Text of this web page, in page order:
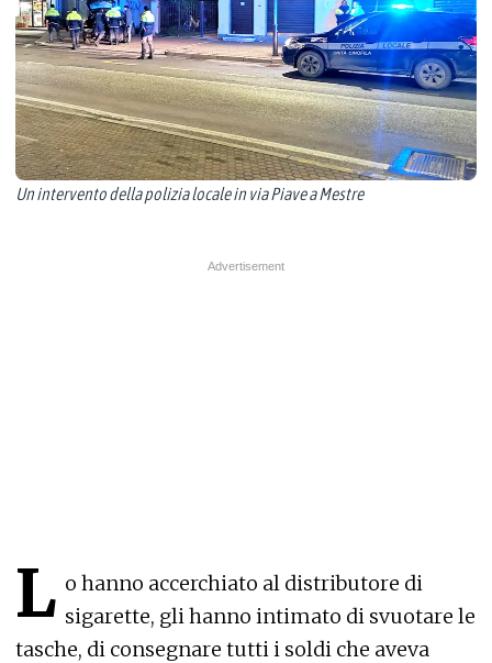
Un intervento della polizia locale in via Piave a Mestre
L o hanno accerchiato al distributore di
sigarette, gli hanno intimato di svuotare le
tasche, di consegnare tutti i soldi che aveva